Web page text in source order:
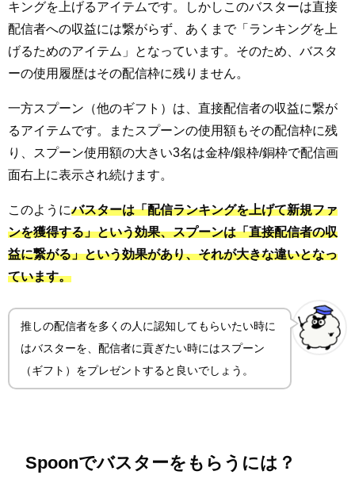
キングを上げるアイテムです。しかしこのバスターは直接
配信者への収益には繋がらず、あくまで「ランキングを上
げるためのアイテム」となっています。そのため、バスタ
ーの使用履歴はその配信枠に残りません。
一方スプーン（他のギフト）は、直接配信者の収益に繋が
るアイテムです。またスプーンの使用額もその配信枠に残
り、スプーン使用額の大きい3名は金枠/銀枠/銅枠で配信画
面右上に表示され続けます。
このようにバスターは「配信ランキングを上げて新規ファ
ンを獲得する」という効果、スプーンは「直接配信者の収
益に繋がる」という効果があり、それが大きな違いとなっ
ています。
推しの配信者を多くの人に認知してもらいたい時に
はバスターを、配信者に貢ぎたい時にはスプーン
（ギフト）をプレゼントすると良いでしょう。
Spoonでバスターをもらうには？